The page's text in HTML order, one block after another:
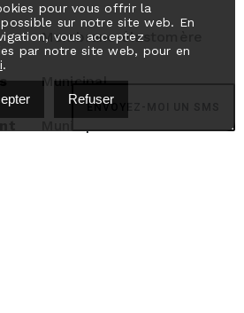
Membrane élastomère
Municipal
ENVOYEZ-MOI UN SMS
pour vous offrir la
sur notre site web. En
vous acceptez
par notre site web, pour en
.
Refuser